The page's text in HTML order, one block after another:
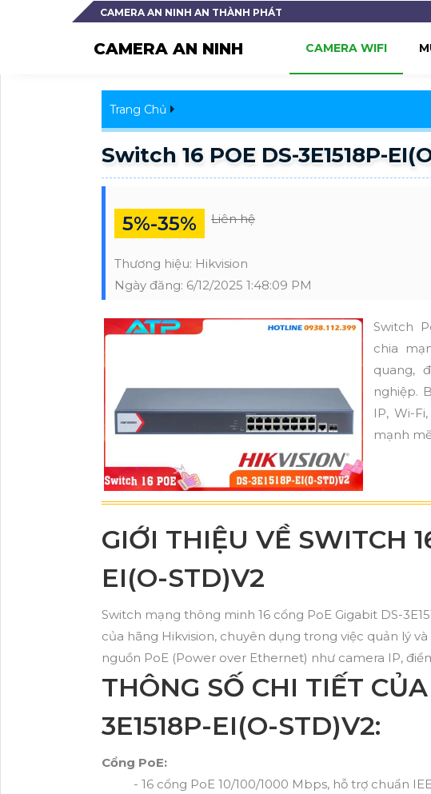
CAMERA AN NINH AN THÀNH PHÁT
CAMERA AN NINH CAMERA WIFI
Trang Chủ
Switch 16 POE DS-3E1518P-
5%-35% Liên hệ
Thương hiệu: Hikvision
Ngày đăng: 6/12/2025 1:48:09 PM
Switch
chia
quang,
nghiệp.
IP, Wi-
mạnh
GIỚI THIỆU VỀ SWITCH
EI(O-STD)V2
Switch mạng thông minh 16 cổng PoE Gigabit DS-
của hãng Hikvision, chuyên dụng trong việc quản lý
nguồn PoE (Power over Ethernet) như camera IP,
THÔNG SỐ CHI TIẾT
3E1518P-EI(O-STD)V2:
Cổng PoE:
- 16 cổng PoE 10/100/1000 Mbps, hỗ trợ chuẩn